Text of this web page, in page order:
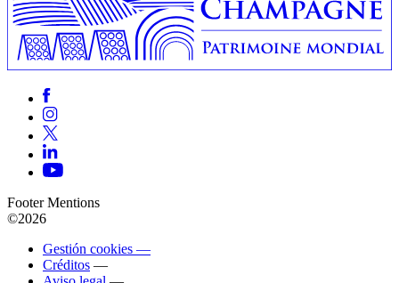
Footer Mentions
©2026
Gestión cookies —
Créditos —